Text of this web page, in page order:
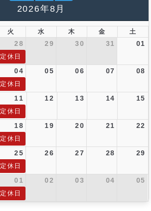
2026年8月
火 水 木 金 土
28 29 30 31 01
定休日
04 05 06 07 08
定休日
11 12 13 14 15
定休日
18 19 20 21 22
定休日
25 26 27 28 29
定休日
01 02 03 04 05
定休日